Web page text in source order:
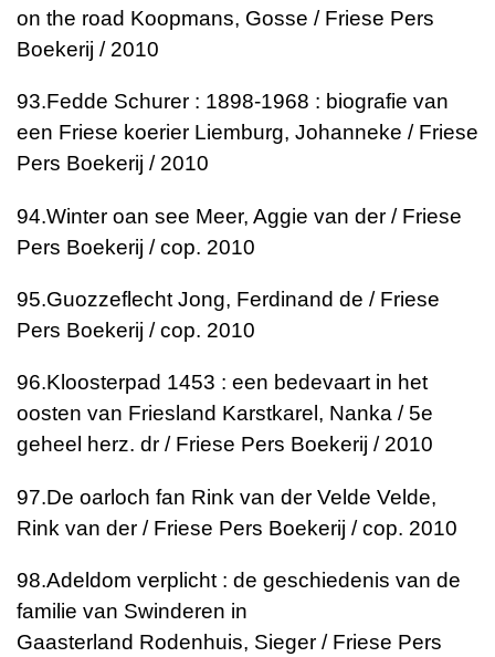
on the road Koopmans, Gosse / Friese Pers
Boekerij / 2010
93.Fedde Schurer : 1898-1968 : biografie van
een Friese koerier Liemburg, Johanneke / Friese
Pers Boekerij / 2010
94.Winter oan see Meer, Aggie van der / Friese
Pers Boekerij / cop. 2010
95.Guozzeflecht Jong, Ferdinand de / Friese
Pers Boekerij / cop. 2010
96.Kloosterpad 1453 : een bedevaart in het
oosten van Friesland Karstkarel, Nanka / 5e
geheel herz. dr / Friese Pers Boekerij / 2010
97.De oarloch fan Rink van der Velde Velde,
Rink van der / Friese Pers Boekerij / cop. 2010
98.Adeldom verplicht : de geschiedenis van de
familie van Swinderen in
Gaasterland Rodenhuis, Sieger / Friese Pers